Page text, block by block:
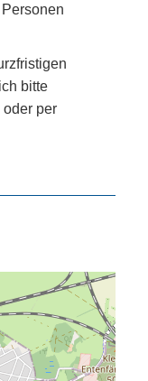
bitte
per